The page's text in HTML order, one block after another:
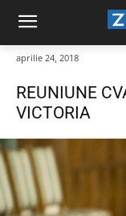
aprilie 24, 2018
REUNIUNE
VICTORIA